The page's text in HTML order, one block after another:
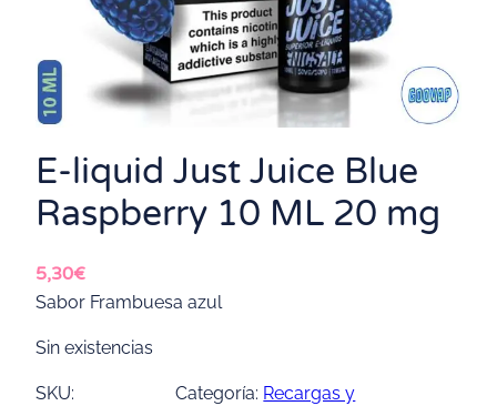
E-liquid Just Juice Blue
Raspberry 10 ML 20 mg
5,30€
Sabor Frambuesa azul
Sin existencias
SKU:
Categoría: Recargas y